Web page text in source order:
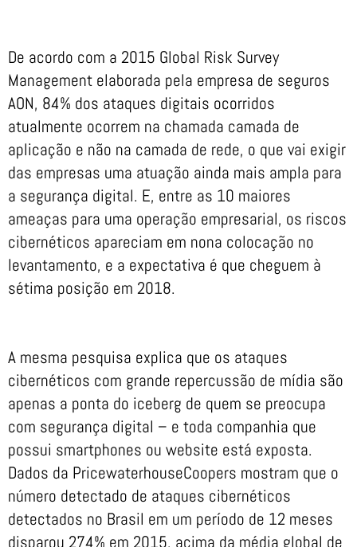
De acordo com a 2015 Global Risk Survey
Management elaborada pela empresa de seguros
AON, 84% dos ataques digitais ocorridos
atualmente ocorrem na chamada camada de
aplicação e não na camada de rede, o que vai exigir
das empresas uma atuação ainda mais ampla para
a segurança digital. E, entre as 10 maiores
ameaças para uma operação empresarial, os riscos
cibernéticos apareciam em nona colocação no
levantamento, e a expectativa é que cheguem à
sétima posição em 2018.
A mesma pesquisa explica que os ataques
cibernéticos com grande repercussão de mídia são
apenas a ponta do iceberg de quem se preocupa
com segurança digital – e toda companhia que
possui smartphones ou website está exposta.
Dados da PricewaterhouseCoopers mostram que o
número detectado de ataques cibernéticos
detectados no Brasil em um período de 12 meses
disparou 274% em 2015, acima da média global de